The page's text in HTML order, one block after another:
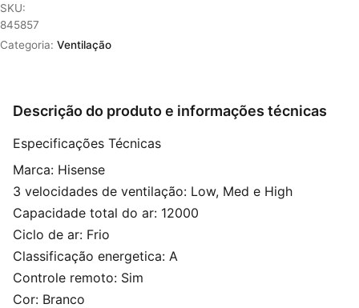
SKU:
845857
Categoria: Ventilação
Descrição do produto e informações técnicas
Especificações Técnicas
Marca: Hisense
3 velocidades de ventilação: Low, Med e High
Capacidade total do ar: 12000
Ciclo de ar: Frio
Classificação energetica: A
Controle remoto: Sim
Cor: Branco